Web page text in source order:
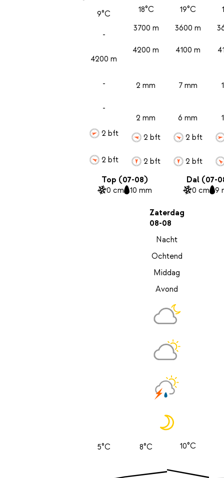
9°C
-
4200 m
-
-
2 bft
2 bft
18°C
3700 m
4200 m
2 mm
2 mm
2 bft
2 bft
19°C
3600 m
4100 m
7 mm
6 mm
2 bft
2 bft
Top (07-08)
0 cm 10 mm
Dal (07-
0 cm 9
Zaterdag
08-08
Nacht
Ochtend
Middag
Avond
5°C 8°C 10°C